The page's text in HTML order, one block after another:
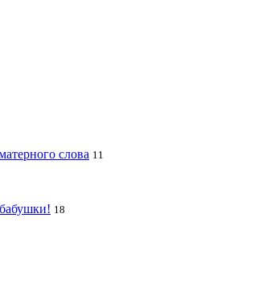
слова 11
18